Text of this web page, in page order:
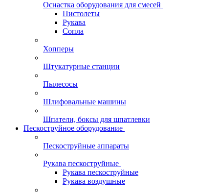
Оснастка оборудования для смесей
Пистолеты
Рукава
Сопла
Хопперы
Штукатурные станции
Пылесосы
Шлифовальные машины
Шпатели, боксы для шпатлевки
Пескоструйное оборудование
Пескоструйные аппараты
Рукава пескоструйные
Рукава пескоструйные
Рукава воздушные